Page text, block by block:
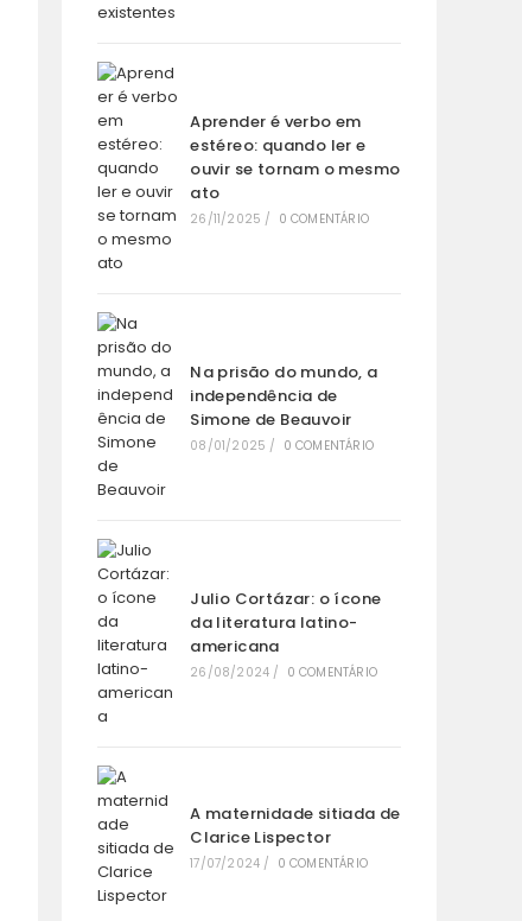
Aprender é verbo em
estéreo: quando ler e
ouvir se tornam o mesmo
ato
26/11/2025 / 0 COMENTÁRIO
Na prisão do mundo, a
independência de
Simone de Beauvoir
08/01/2025 / 0 COMENTÁRIO
Julio Cortázar: o ícone
da literatura latino-
americana
26/08/2024 / 0 COMENTÁRIO
A maternidade sitiada de
Clarice Lispector
17/07/2024 / 0 COMENTÁRIO